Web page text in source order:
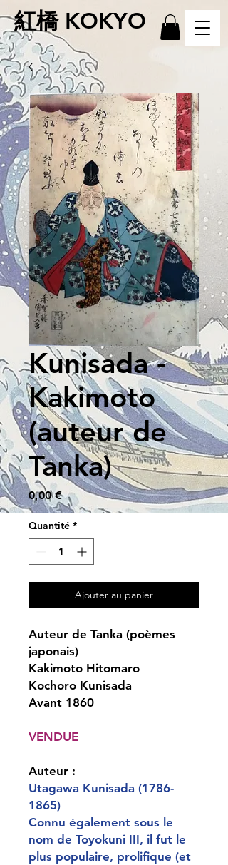
紅橋 KOKYO
Kunisada -
Kakimoto
(auteur de
Tanka)
0,00 €Prix
Quantité *
Ajouter au panier
Auteur de Tanka (poèmes
japonais)
Kakimoto Hitomaro
Kochoro Kunisada
Avant 1860
VENDUE
Auteur :
Utagawa Kunisada (1786-
1865)
Connu également sous le
nom de Toyokuni III, il fut le
plus populaire, prolifique (et